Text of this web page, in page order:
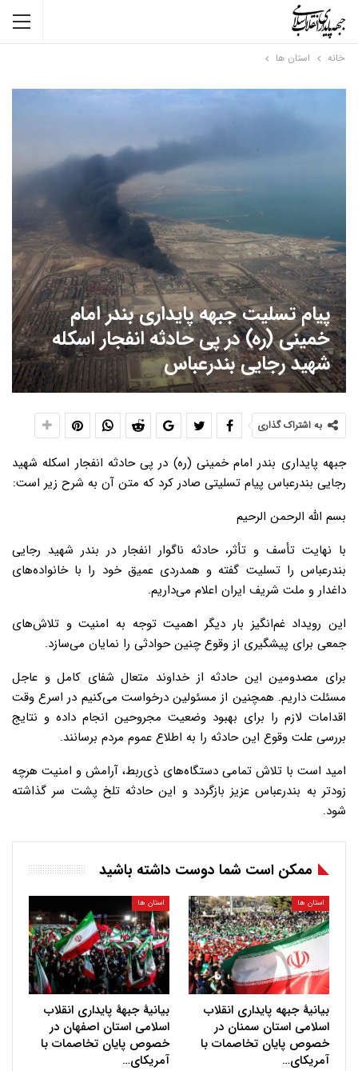
خانه استان ها
پیام تسلیت جبهه پایداری بندر امام
خمینی (ره) در پی حادثه انفجار اسکله
شهید رجایی بندرعباس
به اشتراک گذاری
جبهه پایداری بندر امام خمینی (ره) در پی حادثه انفجار اسکله شهید
رجایی بندرعباس پیام تسلیتی صادر کرد که متن آن به شرح زیر است:
بسم الله الرحمن الرحیم
با نهایت تأسف و تأثر، حادثه ناگوار انفجار در بندر شهید رجایی
بندرعباس را تسلیت گفته و همدردی عمیق خود را با خانواده‌های
داغدار و ملت شریف ایران اعلام می‌داریم.
این رویداد غم‌انگیز بار دیگر اهمیت توجه به امنیت و تلاش‌های
جمعی برای پیشگیری از وقوع چنین حوادثی را نمایان می‌سازد.
برای مصدومین این حادثه از خداوند متعال شفای کامل و عاجل
مسئلت داریم. همچنین از مسئولین درخواست می‌کنیم در اسرع وقت
اقدامات لازم را برای بهبود وضعیت مجروحین انجام داده و نتایج
بررسی علت وقوع این حادثه را به اطلاع عموم مردم برسانند.
امید است با تلاش تمامی دستگاه‌های ذی‌ربط، آرامش و امنیت هرچه
زودتر به بندرعباس عزیز بازگردد و این حادثه تلخ پشت سر گذاشته
شود.
ممکن است شما دوست داشته باشید
استان ها
بیانیهٔ جبهه پایداری انقلاب
اسلامی استان سمنان در
خصوص پایان تخاصمات با
آمریکای…
استان ها
بیانیهٔ جبههٔ پایداری انقلاب
اسلامی استان اصفهان در
خصوص پایان تخاصمات با
آمریکای…